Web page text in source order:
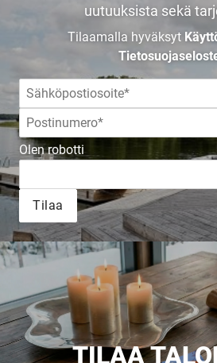
uutuuksista sekä
Tilaamalla hyväksyt
Olen robotti
Tilaa
TILAA
Tilaa esite